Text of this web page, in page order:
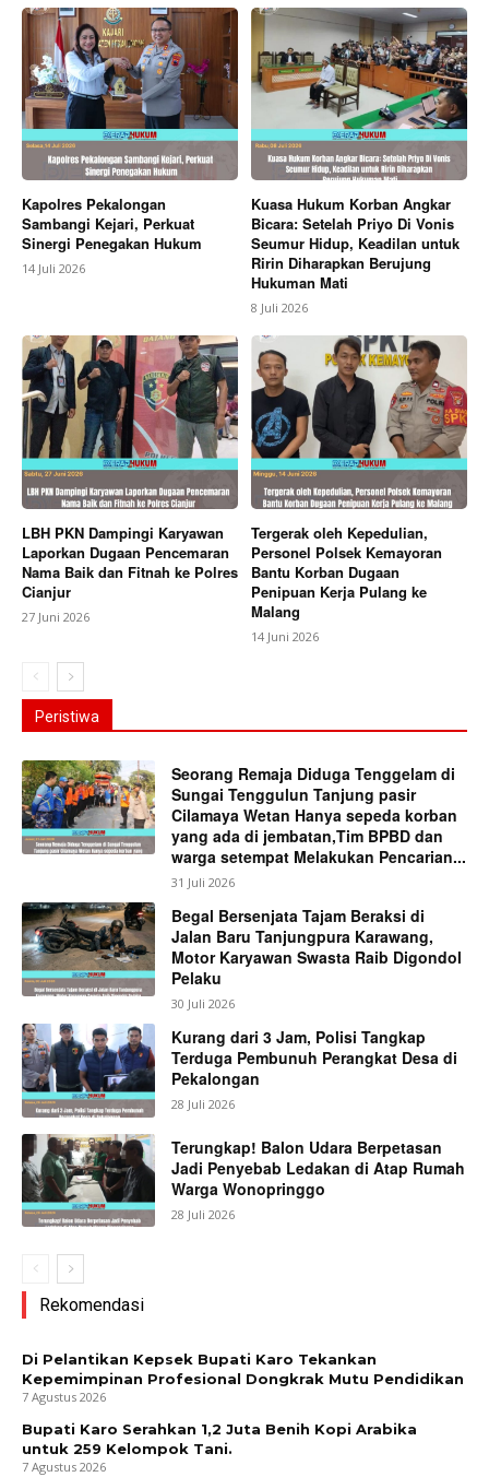
Kapolres Pekalongan
Sambangi Kejari, Perkuat
Sinergi Penegakan Hukum
14 Juli 2026
Kuasa Hukum Korban Angkar
Bicara: Setelah Priyo Di Vonis
Seumur Hidup, Keadilan untuk
Ririn Diharapkan Berujung
Hukuman Mati
8 Juli 2026
LBH PKN Dampingi Karyawan
Laporkan Dugaan Pencemaran
Nama Baik dan Fitnah ke Polres
Cianjur
27 Juni 2026
Tergerak oleh Kepedulian,
Personel Polsek Kemayoran
Bantu Korban Dugaan
Penipuan Kerja Pulang ke
Malang
14 Juni 2026
Peristiwa
Seorang Remaja Diduga Tenggelam di
Sungai Tenggulun Tanjung pasir
Cilamaya Wetan Hanya sepeda korban
yang ada di jembatan,Tim BPBD dan
warga setempat Melakukan Pencarian...
31 Juli 2026
Begal Bersenjata Tajam Beraksi di
Jalan Baru Tanjungpura Karawang,
Motor Karyawan Swasta Raib Digondol
Pelaku
30 Juli 2026
Kurang dari 3 Jam, Polisi Tangkap
Terduga Pembunuh Perangkat Desa di
Pekalongan
28 Juli 2026
Terungkap! Balon Udara Berpetasan
Jadi Penyebab Ledakan di Atap Rumah
Warga Wonopringgo
28 Juli 2026
Rekomendasi
Di Pelantikan Kepsek Bupati Karo Tekankan
Kepemimpinan Profesional Dongkrak Mutu Pendidikan
7 Agustus 2026
Bupati Karo Serahkan 1,2 Juta Benih Kopi Arabika
untuk 259 Kelompok Tani.
7 Agustus 2026